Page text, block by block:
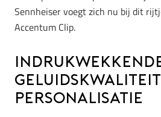
Sennheiser voegt zich nu bij dit
Accentum Clip.
geluidskwaliteit
personalisatie